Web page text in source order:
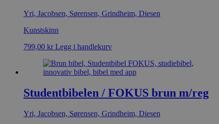
Yri, Jacobsen, Sørensen, Grindheim, Diesen
Kunstskinn
799,00 kr Legg i handlekurv
Studentbibelen / FOKUS brun m/reg
Yri, Jacobsen, Sørensen, Grindheim, Diesen